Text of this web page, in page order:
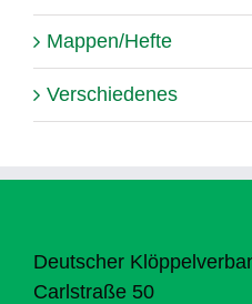
Mappen/Hefte
Verschiedenes
Deutscher
Carlstraße 50